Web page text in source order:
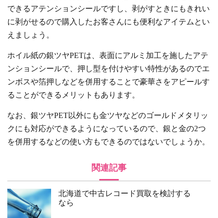
できるアテンションシールですし、剥がすときにもきれい
に剥がせるので購入したお客さんにも便利なアイテムとい
えましょう。
ホイル紙の銀ツヤPETは、表面にアルミ加工を施したアテ
ンションシールで、押し型を付けやすい特性があるのでエ
ンボスや箔押しなどを併用することで豪華さをアピールす
ることができるメリットもあります。
なお、銀ツヤPET以外にも金ツヤなどのゴールドメタリッ
クにも対応ができるようになっているので、銀と金の2つ
を併用するなどの使い方もできるのではないでしょうか。
関連記事
北海道で中古レコード買取を検討する
なら